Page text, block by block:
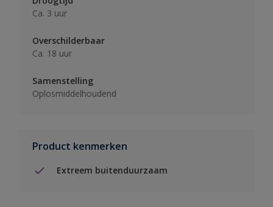
Ca. 3 uur
Overschilderbaar
Ca. 18 uur
Samenstelling
Oplosmiddelhoudend
Product kenmerken
Extreem buitenduurzaam